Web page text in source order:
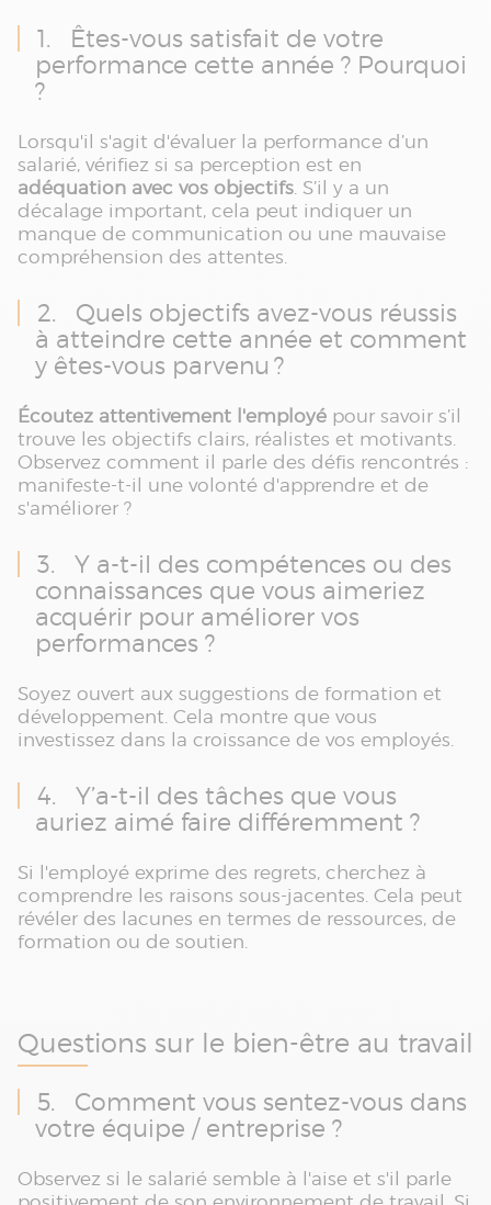
1. Êtes-vous satisfait de votre
performance cette année ? Pourquoi
?
Lorsqu'il s'agit d'évaluer la performance d’un
salarié, vérifiez si sa perception est en
adéquation avec vos objectifs. S’il y a un
décalage important, cela peut indiquer un
manque de communication ou une mauvaise
compréhension des attentes.
2. Quels objectifs avez-vous réussis
à atteindre cette année et comment
y êtes-vous parvenu ?
Écoutez attentivement l'employé pour savoir s’il
trouve les objectifs clairs, réalistes et motivants.
Observez comment il parle des défis rencontrés :
manifeste-t-il une volonté d'apprendre et de
s'améliorer ?
3. Y a-t-il des compétences ou des
connaissances que vous aimeriez
acquérir pour améliorer vos
performances ?
Soyez ouvert aux suggestions de formation et
développement. Cela montre que vous
investissez dans la croissance de vos employés.
4. Y’a-t-il des tâches que vous
auriez aimé faire différemment ?
Si l'employé exprime des regrets, cherchez à
comprendre les raisons sous-jacentes. Cela peut
révéler des lacunes en termes de ressources, de
formation ou de soutien.
Questions sur le bien-être au travail
5. Comment vous sentez-vous dans
votre équipe / entreprise ?
Observez si le salarié semble à l'aise et s'il parle